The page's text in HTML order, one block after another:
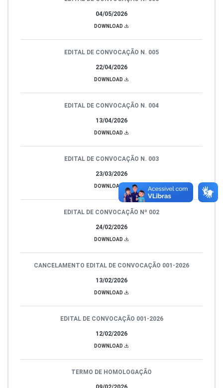
04/05/2026
DOWNLOAD
22/04/2026
EDITAL DE CONVOCAÇÃO N. 005
DOWNLOAD
13/04/2026
EDITAL DE CONVOCAÇÃO N. 004
DOWNLOAD
23/03/2026
EDITAL DE CONVOCAÇÃO N. 003
DOWNLOAD
24/02/2026
EDITAL DE CONVOCAÇÃO Nº 002
DOWNLOAD
13/02/2026
CANCELAMENTO EDITAL DE CONVOCAÇÃO 001-2026
DOWNLOAD
12/02/2026
EDITAL DE CONVOCAÇÃO 001-2026
DOWNLOAD
TERMO DE HOMOLOGAÇÃO